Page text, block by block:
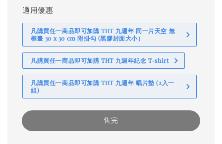
適用優惠
凡購買任一商品即可加購 THT 九週年 同一片天空 無
框畫 30 x 30 cm 附掛勾 (黑膠封面大小）
凡購買任一商品即可加購 THT 九週年紀念 T-shirt
凡購買任一商品即可加購 THT 九週年 唱片墊 (2入一
組)
售完